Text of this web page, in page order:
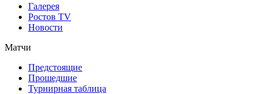
Галерея
Ростов TV
Новости
Матчи
Предстоящие
Прошедшие
Турнирная таблица